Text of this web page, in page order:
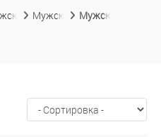
одежда
Мужские пальто
Мужские